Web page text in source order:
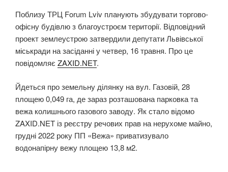
Поблизу ТРЦ Forum Lviv планують збудувати торгово-
офісну будівлю з благоустроєм території. Відповідний
проект землеустрою затвердили депутати Львівської
міськради на засіданні у четвер, 16 травня. Про це
повідомляє ZAXID.NET.
Йдеться про земельну ділянку на вул. Газовій, 28
площею 0,049 га, де зараз розташована парковка та
вежа колишнього газового заводу. Як стало відомо
ZAXID.NET із реєстру речових прав на нерухоме майно,
грудні 2022 року ПП «Вежа» приватизувало
водонапірну вежу площею 13,8 м2.